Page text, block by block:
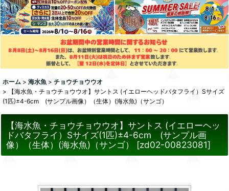
ホーム > 海水魚 > チョウチョウウオ
>
【海水魚・チョウチョウウオ】サントス (イエローヘッドバタフライ）Sサイズ
(1匹)±4-6cm (サンプル画像）（生体）(海水魚)（サンゴ）
【海水魚・チョウチョウウオ】サントス (イエローヘッ
ドバタフライ）Sサイズ(1匹)±4-6cm (サンプル画
像）（生体）(海水魚)（サンゴ）
[zd02-00823081]